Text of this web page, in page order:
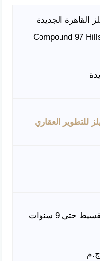
97 هيلز القاهرة الجديدة
Compound 97
للتطوير العقاري